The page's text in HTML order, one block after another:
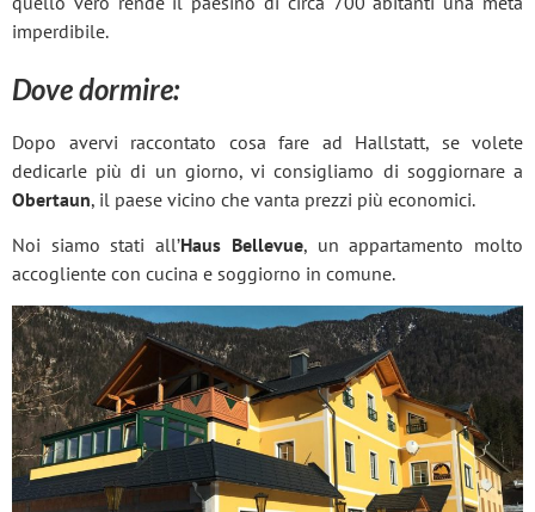
imperdibile.
Dove dormire:
Dopo avervi raccontato cosa fare ad Hallstatt, se volete
dedicarle più di un giorno, vi consigliamo di soggiornare a
Obertaun, il paese vicino che vanta prezzi più economici.
Noi siamo stati all’Haus Bellevue, un appartamento molto
accogliente con cucina e soggiorno in comune.